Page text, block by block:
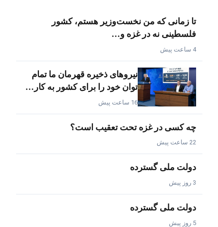
تا زمانی که من نخست‌وزیر هستم، کشور
فلسطینی نه در غزه و…
4 ساعت پیش
نیروهای ذخیره قهرمان ما تمام
توان خود را برای کشور به کار…
16 ساعت پیش
چه کسی در غزه تحت تعقیب است؟
22 ساعت پیش
دولت ملی گسترده
3 روز پیش
دولت ملی گسترده
5 روز پیش